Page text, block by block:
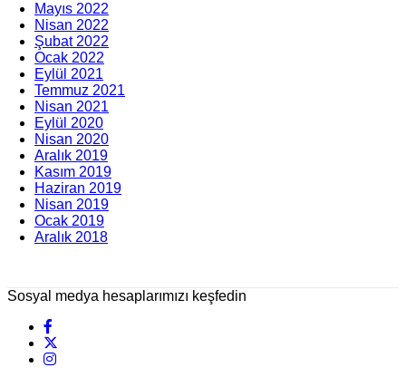
Mayıs 2022
Nisan 2022
Şubat 2022
Ocak 2022
Eylül 2021
Temmuz 2021
Nisan 2021
Eylül 2020
Nisan 2020
Aralık 2019
Kasım 2019
Haziran 2019
Nisan 2019
Ocak 2019
Aralık 2018
Sosyal medya hesaplarımızı keşfedin